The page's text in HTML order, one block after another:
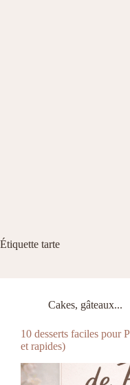
Étiquette tarte
Cakes, gâteaux...
10 desserts faciles pour
et rapides)